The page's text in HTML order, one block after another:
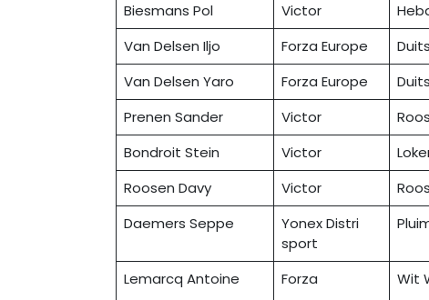
Biesmans Pol Victor
Van Delsen Iljo
Forza Europe
Van Delsen Yaro
Forza Europe
Prenen Sander
Victor
Bondroit Stein
Victor
Roosen Davy
Victor
Daemers Seppe
Yonex Distri
sport
Lemarcq Antoine Forza Wit